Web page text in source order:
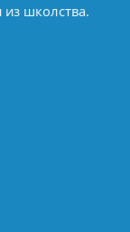
школства.